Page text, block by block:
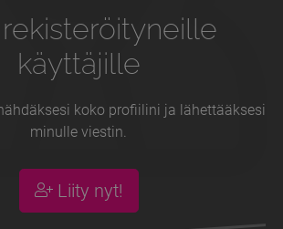
käyttäjille
koko profiilini ja lähettääksesi
minulle viestin.
Liity nyt!